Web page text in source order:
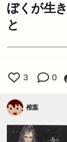
ぼくが生
と
3 0
椎葉